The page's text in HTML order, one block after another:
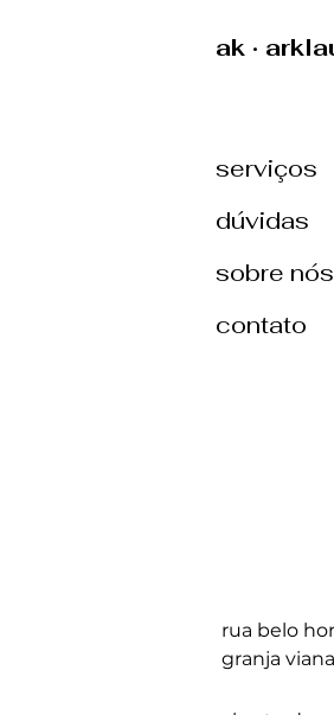
ak ·
serviços
dúvidas
sobre nós
contato
rua belo
granja